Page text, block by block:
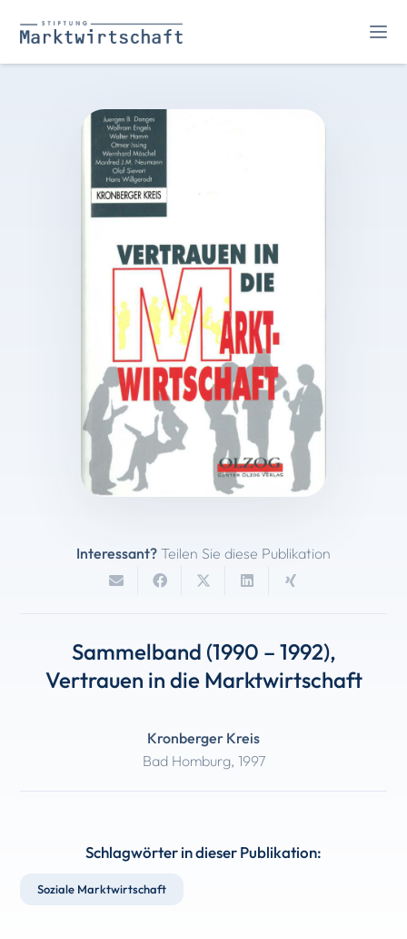
Interessant? Teilen Sie diese Publikation
Sammelband (1990 – 1992),
Vertrauen in die Marktwirtschaft
Kronberger Kreis
Bad Homburg, 1997
Schlagwörter in dieser Publikation:
Soziale Marktwirtschaft